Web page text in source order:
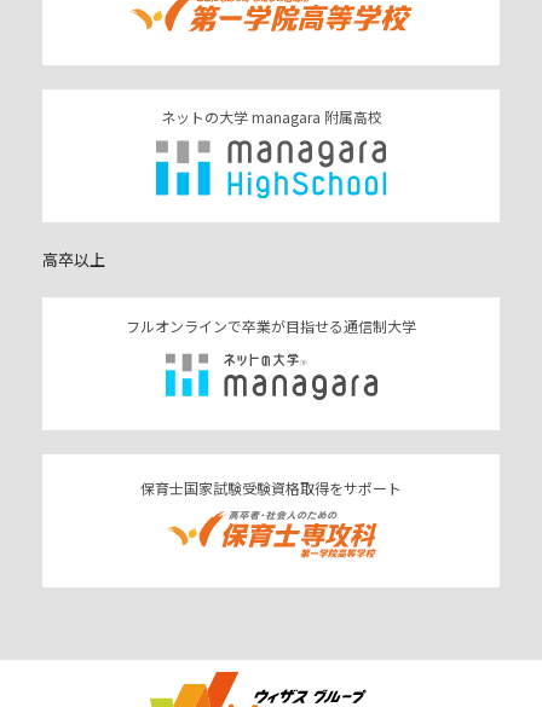
ネットの大学 managara 附属高校
高卒以上
フルオンラインで卒業が目指せる通信制大学
保育士国家試験受験資格取得をサポート